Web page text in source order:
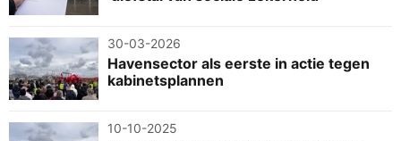
30-03-2026
Havensector als eerste in actie tegen
kabinetsplannen
10-10-2025